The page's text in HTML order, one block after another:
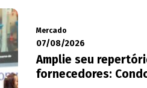
Mercado
07/08/2026
Amplie seu
fornecedores: